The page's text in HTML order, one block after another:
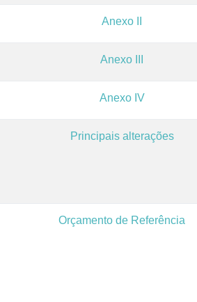
Anexo II
Anexo III
Anexo IV
Principais alterações
Orçamento de Referência